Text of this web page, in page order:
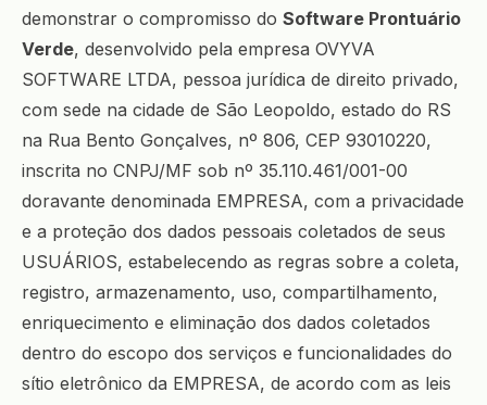
demonstrar o compromisso do Software Prontuário
Verde, desenvolvido pela empresa OVYVA
SOFTWARE LTDA, pessoa jurídica de direito privado,
com sede na cidade de São Leopoldo, estado do RS
na Rua Bento Gonçalves, nº 806, CEP 93010220,
inscrita no CNPJ/MF sob nº 35.110.461/001-00
doravante denominada EMPRESA, com a privacidade
e a proteção dos dados pessoais coletados de seus
USUÁRIOS, estabelecendo as regras sobre a coleta,
registro, armazenamento, uso, compartilhamento,
enriquecimento e eliminação dos dados coletados
dentro do escopo dos serviços e funcionalidades do
sítio eletrônico da EMPRESA, de acordo com as leis